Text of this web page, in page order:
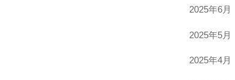
2025年6月
2025年5月
2025年4月